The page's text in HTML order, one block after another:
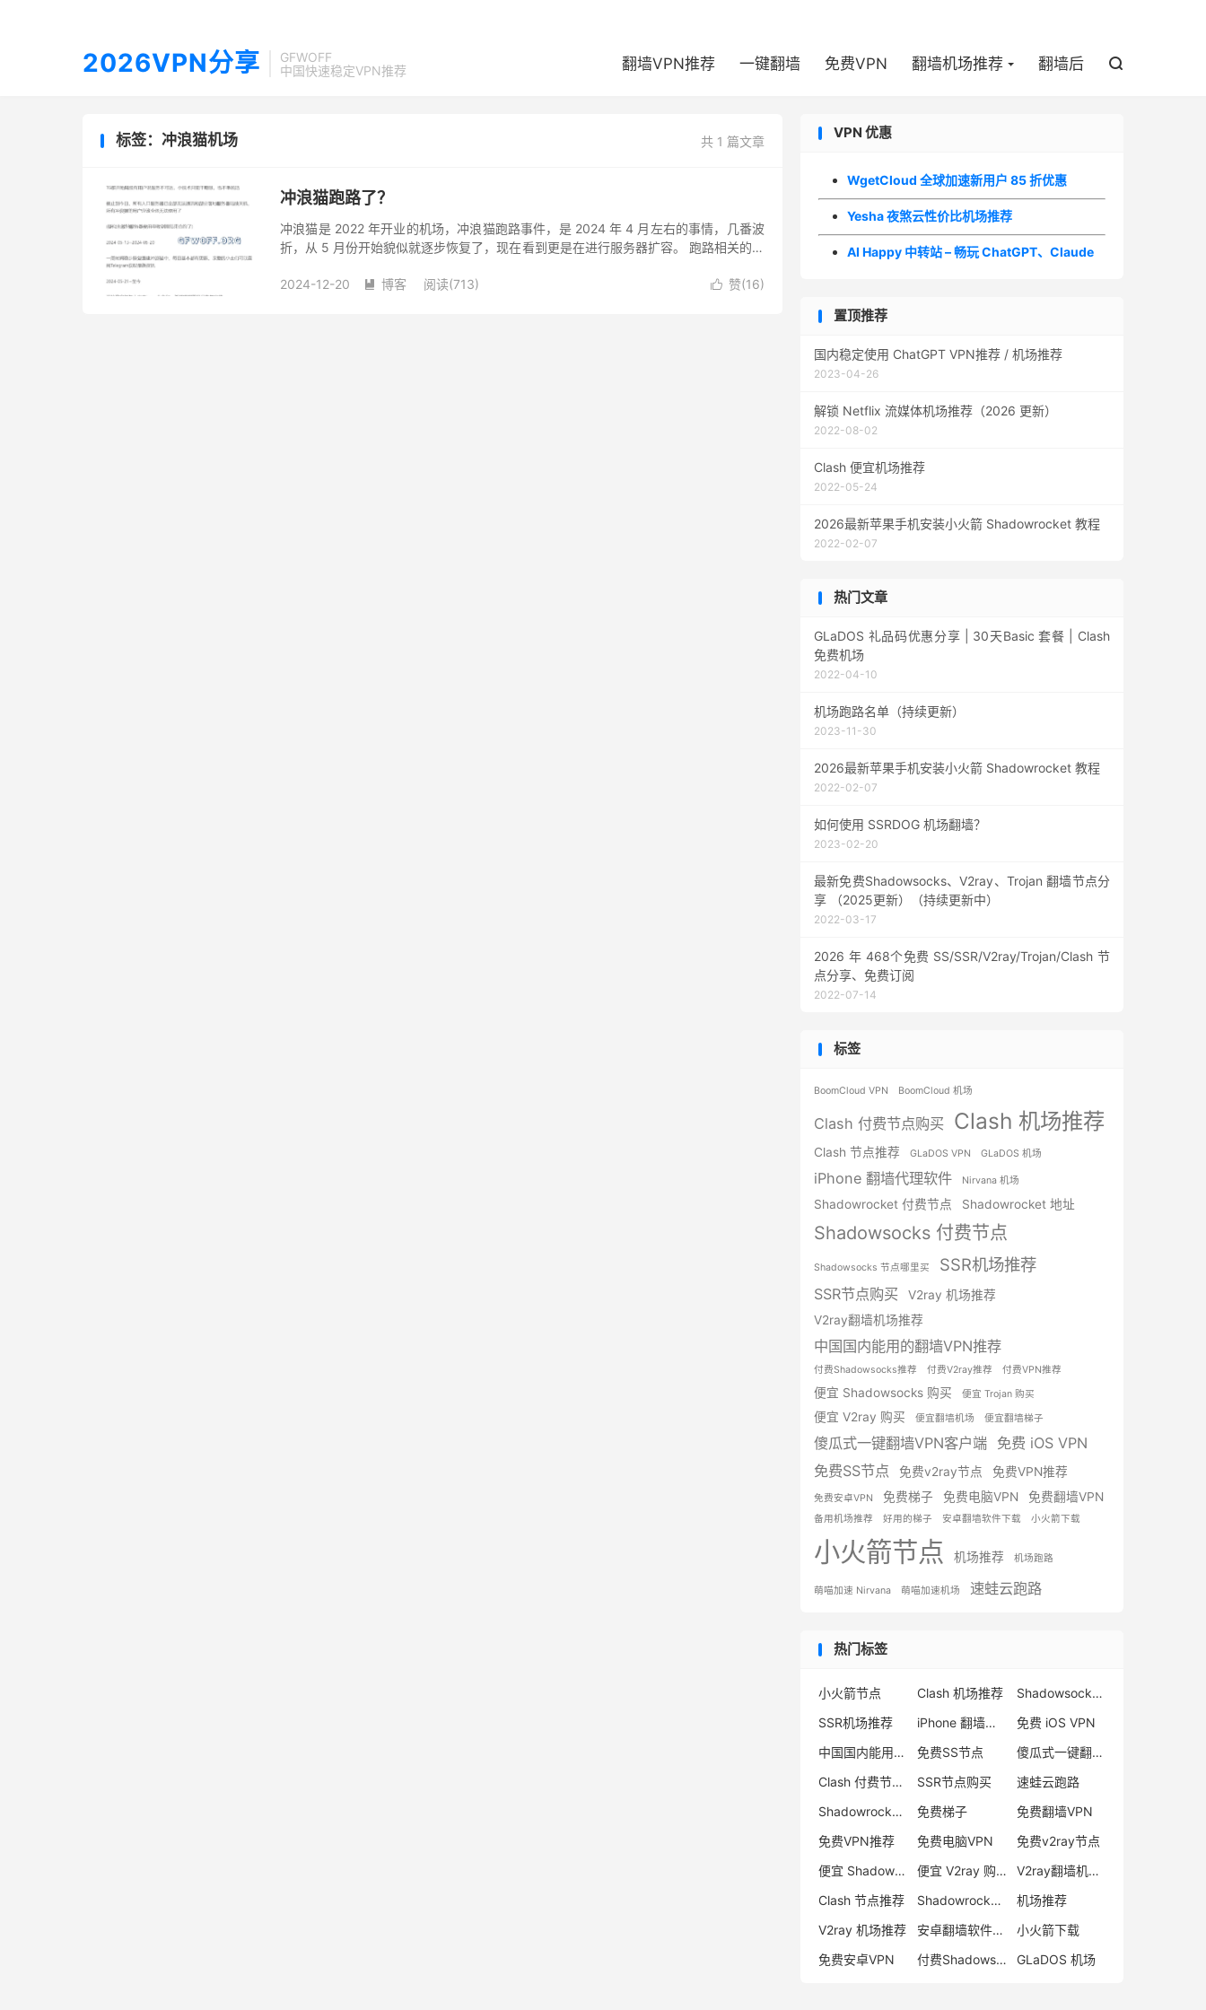
2026VPN分享
GFWOFF
中国快速稳定VPN推荐
翻墙VPN推荐 一键翻墙 免费VPN 翻墙机场推荐 翻墙后 
共 1 篇文章
标签：冲浪猫机场
冲浪猫跑路了？
冲浪猫是 2022 年开业的机场，冲浪猫跑路事件，是 2024 年 4 月左右的事情，几番波
折，从 5 月份开始貌似就逐步恢复了，现在看到更是在进行服务器扩容。 跑路相关的公
 赞(16)
2024-12-20  博客 阅读(713)
VPN 优惠
WgetCloud 全球加速新用户 85 折优惠
Yesha 夜煞云性价比机场推荐
AI Happy 中转站 – 畅玩 ChatGPT、Claude
置顶推荐
国内稳定使用 ChatGPT VPN推荐 / 机场推荐
2023-04-26
解锁 Netflix 流媒体机场推荐（2026 更新）
2022-08-02
Clash 便宜机场推荐
2022-05-24
2026最新苹果手机安装小火箭 Shadowrocket 教程
2022-02-07
热门文章
GLaDOS 礼品码优惠分享 | 30天Basic 套餐 | Clash
免费机场
2022-04-10
机场跑路名单（持续更新）
2023-11-30
2026最新苹果手机安装小火箭 Shadowrocket 教程
2022-02-07
如何使用 SSRDOG 机场翻墙？
2023-02-20
最新免费Shadowsocks、V2ray、Trojan 翻墙节点分
享 （2025更新）（持续更新中）
2022-03-17
2026 年 468个免费 SS/SSR/V2ray/Trojan/Clash 节
点分享、免费订阅
2022-07-14
标签
BoomCloud VPN BoomCloud 机场
Clash 付费节点购买 Clash 机场推荐
Clash 节点推荐 GLaDOS VPN GLaDOS 机场
iPhone 翻墙代理软件 Nirvana 机场
Shadowrocket 付费节点 Shadowrocket 地址
Shadowsocks 付费节点
Shadowsocks 节点哪里买 SSR机场推荐
SSR节点购买
V2ray 机场推荐
V2ray翻墙机场推荐
中国国内能用的翻墙VPN推荐
付费Shadowsocks推荐 付费V2ray推荐 付费VPN推荐
便宜 Shadowsocks 购买 便宜 Trojan 购买
便宜 V2ray 购买 便宜翻墙机场 便宜翻墙梯子
傻瓜式一键翻墙VPN客户端 免费 iOS VPN
免费SS节点
免费v2ray节点 免费VPN推荐
免费安卓VPN 免费梯子 免费电脑VPN 免费翻墙VPN
备用机场推荐 好用的梯子 安卓翻墙软件下载 小火箭下载
小火箭节点 机场推荐 机场跑路
萌喵加速 Nirvana 萌喵加速机场 速蛙云跑路
热门标签
小火箭节点 Clash 机场推荐
Shadowsocks 付费节点
SSR机场推荐
iPhone 翻墙代理软件
免费 iOS VPN
中国国内能用的翻墙VPN推荐
免费SS节点
傻瓜式一键翻墙VPN客户端
Clash 付费节点购买
SSR节点购买
速蛙云跑路
Shadowrocket 地址
免费梯子
免费翻墙VPN
免费VPN推荐
免费电脑VPN
免费v2ray节点
便宜 Shadowsocks 购买
便宜 V2ray 购买
V2ray翻墙机场推荐
Clash 节点推荐
Shadowrocket 付费节点
机场推荐
V2ray 机场推荐
安卓翻墙软件下载
小火箭下载
免费安卓VPN
付费Shadowsocks推荐 GLaDOS 机场